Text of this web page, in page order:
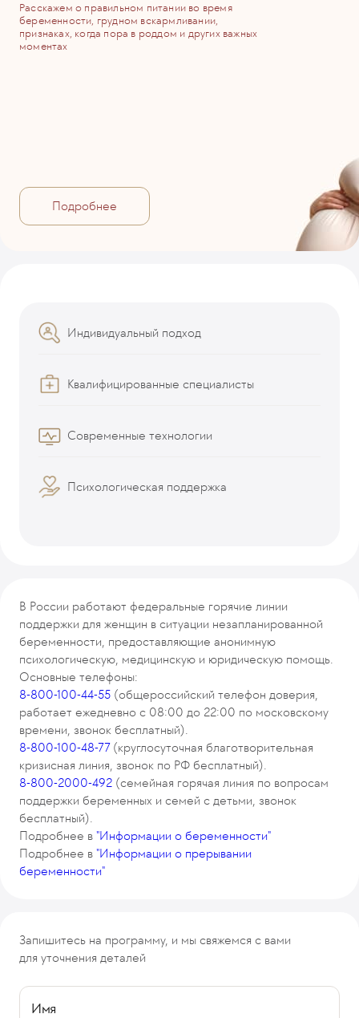
Расскажем о правильном питании во время
беременности, грудном вскармливании,
признаках, когда пора в роддом и других важных
моментах
Подробнее
Индивидуальный подход
Квалифицированные специалисты
Современные технологии
Психологическая поддержка
В России работают федеральные горячие линии
поддержки для женщин в ситуации незапланированной
беременности, предоставляющие анонимную
психологическую, медицинскую и юридическую помощь.
Основные телефоны:
8-800-100-44-55 (общероссийский телефон доверия,
работает ежедневно с 08:00 до 22:00 по московскому
времени, звонок бесплатный).
8-800-100-48-77(круглосуточная благотворительная
кризисная линия, звонок по РФ бесплатный).
8-800-2000-492 (семейная горячая линия по вопросам
поддержки беременных и семей с детьми, звонок
бесплатный).
Подробнее в "Информации о беременности"
Подробнее в "Информации о прерывании
беременности"
Запишитесь на программу, и мы свяжемся с вами
для уточнения деталей
Имя